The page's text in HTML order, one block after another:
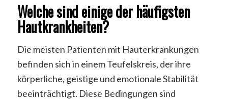
Welche sind einige der häufigsten
Hautkrankheiten?
Die meisten Patienten mit Hauterkrankungen
befinden sich in einem Teufelskreis, der ihre
körperliche, geistige und emotionale Stabilität
beeinträchtigt. Diese Bedingungen sind